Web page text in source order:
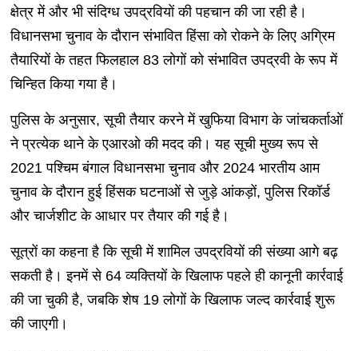
क्षेत्र में और भी संदिग्ध उपद्रवियों की पहचान की जा रही है।
विधानसभा चुनाव के दौरान संभावित हिंसा को रोकने के लिए अग्रिम
तैयारियों के तहत फिलहाल 83 लोगों को संभावित उपद्रवी के रूप में
चिन्हित किया गया है।
पुलिस के अनुसार, सूची तैयार करने में खुफिया विभाग के जांचकर्ताओं
ने प्रत्येक थाने के एआरओ की मदद की। यह सूची मुख्य रूप से
2021 पश्चिम बंगाल विधानसभा चुनाव और 2024 भारतीय आम
चुनाव के दौरान हुई हिंसक घटनाओं से जुड़े आंकड़ों, पुलिस रिकॉर्ड
और चार्जशीट के आधार पर तैयार की गई है।
सूत्रों का कहना है कि सूची में शामिल उपद्रवियों की संख्या आगे बढ़
सकती है। इनमें से 64 व्यक्तियों के खिलाफ पहले ही कानूनी कार्रवाई
की जा चुकी है, जबकि शेष 19 लोगों के खिलाफ जल्द कार्रवाई शुरू
की जाएगी।